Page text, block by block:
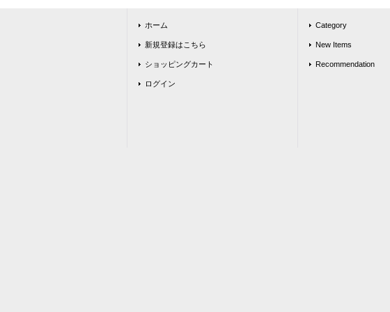
ホーム
新規登録はこちら
ショッピングカート
ログイン
Category
New Items
Recommendation